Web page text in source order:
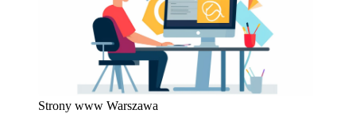
Strony www Warszawa